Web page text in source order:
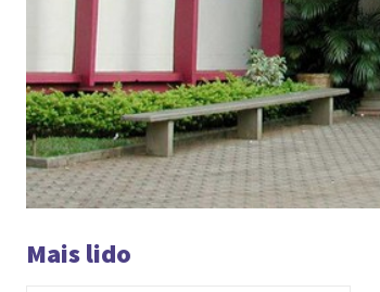
Mais lido